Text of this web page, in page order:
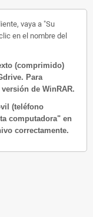
vaya a "Su
en el nombre del
(comprimido)
Para
de WinRAR.
(teléfono
computadora" en
correctamente.